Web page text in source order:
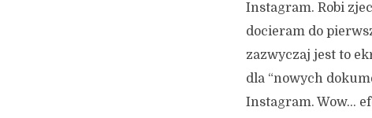
Instagram. Robi
docieram do
zazwyczaj jest to
dla “nowych
Instagram. Wow…